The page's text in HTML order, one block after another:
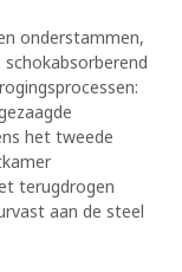
onderstammen,
het tweede
terugdrogen
aan de steel